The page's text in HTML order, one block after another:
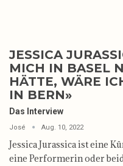
JESSICA
MICH IN BASEL
HÄTTE, WÄRE
IN BERN»
Das Interview
José Aug. 10, 2022
Jessica Jurassica ist eine
eine Performerin oder